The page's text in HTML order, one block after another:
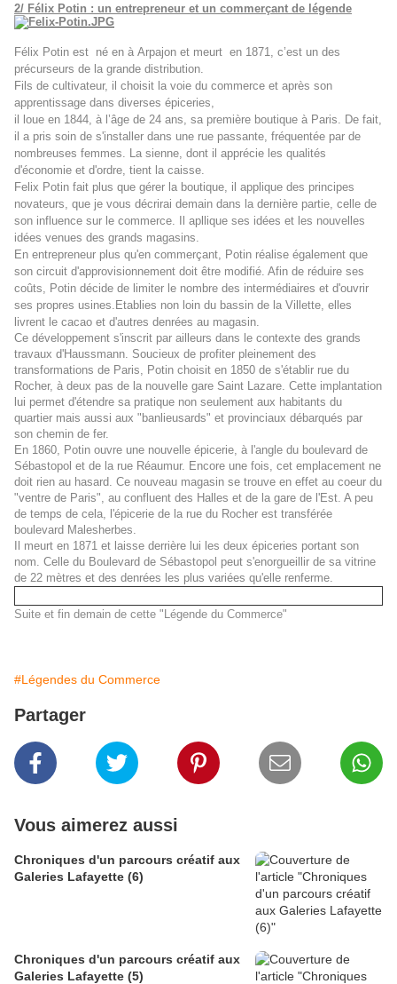
2/ Félix Potin : un entrepreneur et un commerçant de légende
Félix Potin est né en à Arpajon et meurt en 1871
, c’est un des
précurseurs de la grande distribution
Fils de cultivateur, il choisit la voie du commerce et après son
apprentissage dans diverses épiceries,
il loue en 1844, à l’âge de 24 ans, sa première boutique à Paris. De fait,
il a pris soin de s'installer dans une rue passante, fréquentée par de
nombreuses femmes. La sienne, dont il apprécie les qualités
d'économie et d'ordre, tient la caisse.
Felix Potin fait plus que gérer la boutique, il applique des principes
novateurs, que je vous décrirai demain dans la dernière partie, celle de
son influence sur le commerce. Il apllique ses idées et les nouvelles
idées venues des grands magasins.
En entrepreneur plus qu'en commerçant, Potin réalise également que
son circuit d'approvisionnement doit être modifié. Afin de réduire ses
coûts, Potin décide de limiter le nombre des intermédiaires et d'ouvrir
ses propres usines. Etablies non loin du bassin de la Villette, elles
livrent le cacao et d'autres denrées au magasin.
Ce développement s'inscrit par ailleurs dans le contexte des grands
travaux d'Haussmann. Soucieux de profiter pleinement des
transformations de Paris, Potin choisit en 1850 de s'établir rue du
Rocher, à deux pas de la nouvelle gare Saint Lazare. Cette implantation
lui permet d'étendre sa pratique non seulement aux habitants du
quartier mais aussi aux "banlieusards" et provinciaux débarqués par
son chemin de fer.
En 1860, Potin ouvre une nouvelle épicerie, à l'angle du boulevard de
Sébastopol et de la rue Réaumur. Encore une fois, cet emplacement ne
doit rien au hasard. Ce nouveau magasin se trouve en effet au coeur du
"ventre de Paris", au confluent des Halles et de la gare de l'Est. A peu
de temps de cela, l'épicerie de la rue du Rocher est transférée
boulevard Malesherbes.
Il meurt en 1871 et laisse derrière lui les deux épiceries portant son
nom. Celle du Boulevard de Sébastopol peut s'enorgueillir de sa vitrine
de 22 mètres et des denrées les plus variées qu'elle renferme.
Suite et fin demain de cette "Légende du Commerce"
#Légendes du Commerce
Partager
Vous aimerez aussi
Chroniques d'un parcours créatif aux
Galeries Lafayette (6)
Chroniques d'un parcours créatif aux
Galeries Lafayette (5)